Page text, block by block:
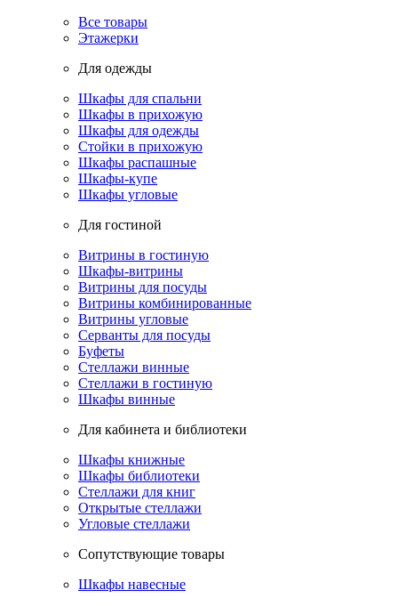
Все товары
Этажерки
Для одежды
Шкафы для спальни
Шкафы в прихожую
Шкафы для одежды
Стойки в прихожую
Шкафы распашные
Шкафы-купе
Шкафы угловые
Для гостиной
Витрины в гостиную
Шкафы-витрины
Витрины для посуды
Витрины комбинированные
Витрины угловые
Серванты для посуды
Буфеты
Стеллажи винные
Стеллажи в гостиную
Шкафы винные
Для кабинета и библиотеки
Шкафы книжные
Шкафы библиотеки
Стеллажи для книг
Открытые стеллажи
Угловые стеллажи
Сопутствующие товары
Шкафы навесные